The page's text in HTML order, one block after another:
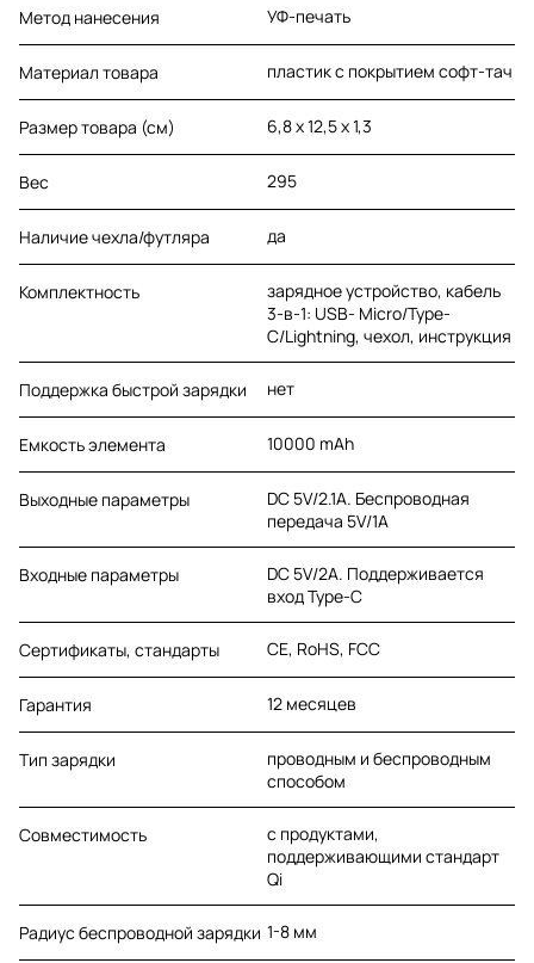
Метод нанесения УФ-печать
Материал товара пластик с покрытием софт-тач
Размер товара (см) 6,8 х 12,5 х 1,3
Вес 295
Наличие чехла/футляра да
Комплектность
зарядное устройство, кабель
3-в-1: USB- Micro/Type-
C/Lightning, чехол, инструкция
Поддержка быстрой зарядки нет
Емкость элемента 10000 mAh
Выходные параметры
DC 5V/2.1A. Беспроводная
передача 5V/1A
Входные параметры
DC 5V/2A. Поддерживается
вход Type-C
Сертификаты, стандарты CE, RoHS, FCC
Гарантия 12 месяцев
Тип зарядки
проводным и беспроводным
способом
Совместимость
с продуктами,
поддерживающими стандарт
Qi
Радиус беспроводной зарядки 1-8 мм